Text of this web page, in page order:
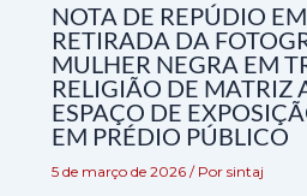
NOTA DE REPÚDIO
RETIRADA DA
MULHER NEGRA EM
RELIGIÃO DE MATRIZ
ESPAÇO DE
EM PRÉDIO PÚBLICO
5 de março de 2026 / Por sintaj